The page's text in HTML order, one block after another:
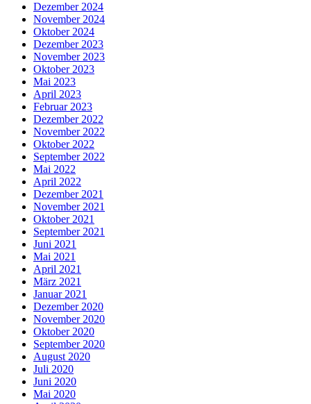
Dezember 2024
November 2024
Oktober 2024
Dezember 2023
November 2023
Oktober 2023
Mai 2023
April 2023
Februar 2023
Dezember 2022
November 2022
Oktober 2022
September 2022
Mai 2022
April 2022
Dezember 2021
November 2021
Oktober 2021
September 2021
Juni 2021
Mai 2021
April 2021
März 2021
Januar 2021
Dezember 2020
November 2020
Oktober 2020
September 2020
August 2020
Juli 2020
Juni 2020
Mai 2020